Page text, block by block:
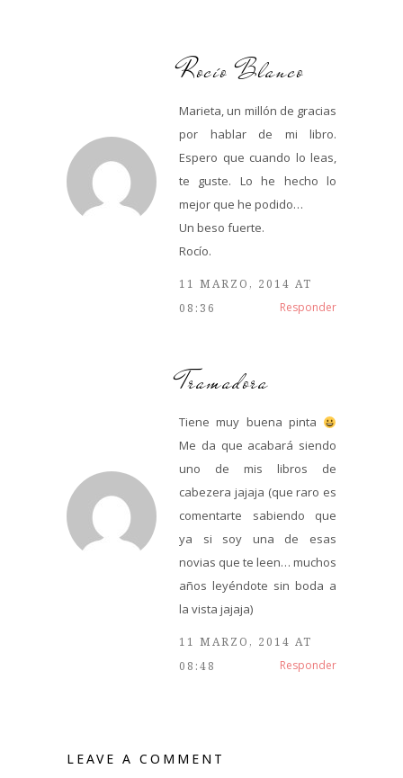
Rocío Blanco
Marieta, un millón de gracias
por hablar de mi libro.
Espero que cuando lo leas,
te guste. Lo he hecho lo
mejor que he podido…
Un beso fuerte.
Rocío.
11 MARZO, 2014 AT
08:36
Responder
Tramadora
Tiene muy buena pinta
Me da que acabará siendo
uno de mis libros de
cabezera jajaja (que raro es
comentarte sabiendo que
ya si soy una de esas
novias que te leen… muchos
años leyéndote sin boda a
la vista jajaja)
11 MARZO, 2014 AT
08:48
Responder
LEAVE A COMMENT